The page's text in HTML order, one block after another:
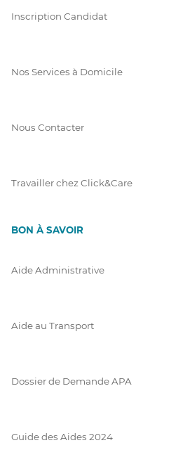
Inscription Candidat
Nos Services à Domicile
Nous Contacter
Travailler chez Click&Care
BON À SAVOIR
Aide Administrative
Aide au Transport
Dossier de Demande APA
Guide des Aides 2024